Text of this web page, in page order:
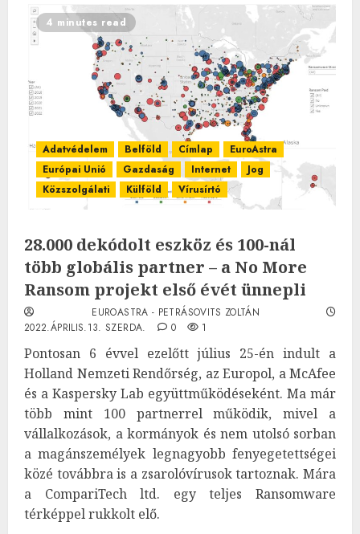
4 minutes read
Adatvédelem Belföld Címlap
EuroAstra
Európai Unió
Gazdaság Internet
Jog
Közszolgálati
Külföld Vírusírtó
28.000 dekódolt eszköz és 100-nál
több globális partner – a No More
Ransom projekt első évét ünnepli
EUROASTRA - PETRÁSOVITS ZOLTÁN
2022.ÁPRILIS.13. SZERDA.
0 1
Pontosan 6 évvel ezelőtt július 25-én indult a
Holland Nemzeti Rendőrség, az Europol, a McAfee
és a Kaspersky Lab együttműködéseként. Ma már
több mint 100 partnerrel működik, mivel a
vállalkozások, a kormányok és nem utolsó sorban
a magánszemélyek legnagyobb fenyegetettségei
közé továbbra is a zsarolóvírusok tartoznak. Mára
a CompariTech ltd. egy teljes Ransomware
térképpel rukkolt elő.